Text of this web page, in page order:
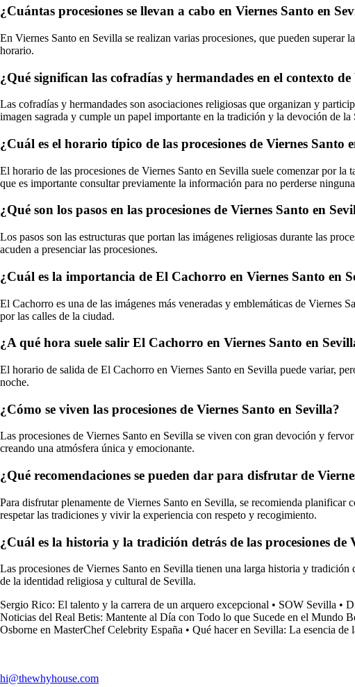
¿Cuántas procesiones se llevan a cabo en Viernes Santo en
En Viernes Santo en Sevilla se realizan varias procesiones, que pueden
horario.
¿Qué significan las cofradías y hermandades en el contexto
Las cofradías y hermandades son asociaciones religiosas que organizan y
imagen sagrada y cumple un papel importante en la tradición y la devoción de la
¿Cuál es el horario típico de las procesiones de Viernes Santo
El horario de las procesiones de Viernes Santo en Sevilla suele comenzar por
que es importante consultar previamente la información para no perderse
¿Qué son los pasos en las procesiones de Viernes Santo en
Los pasos son las estructuras que portan las imágenes religiosas durante las
acuden a presenciar las procesiones.
¿Cuál es la importancia de El Cachorro en Viernes Santo en
El Cachorro es una de las imágenes más veneradas y emblemáticas de Viernes
por las calles de la ciudad.
¿A qué hora suele salir El Cachorro en Viernes Santo en
El horario de salida de El Cachorro en Viernes Santo en Sevilla puede variar,
noche.
¿Cómo se viven las procesiones de Viernes Santo en Sevilla?
Las procesiones de Viernes Santo en Sevilla se viven con gran devoción y
creando una atmósfera única y emocionante.
¿Qué recomendaciones se pueden dar para disfrutar de
Para disfrutar plenamente de Viernes Santo en Sevilla, se recomienda
respetar las tradiciones y vivir la experiencia con respeto y recogimiento.
¿Cuál es la historia y la tradición detrás de las procesiones de
Las procesiones de Viernes Santo en Sevilla tienen una larga historia y
de la identidad religiosa y cultural de Sevilla.
Sergio Rico: El talento y la carrera de un arquero excepcional • SOW Sevilla •
Noticias del Real Betis: Mantente al Día con Todo lo que Sucede en el Mundo
Osborne en MasterChef Celebrity España • Qué hacer en Sevilla: La esencia de
hi@thewhyhouse.com